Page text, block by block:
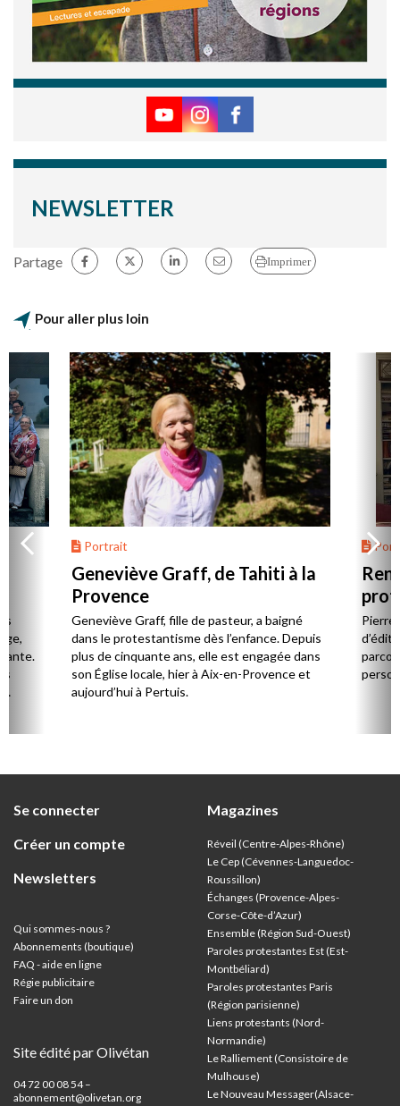
NEWSLETTER
Partage Imprimer
Pour aller plus loin
Portrait
Geneviève Graff, de Tahiti à la
Provence
Geneviève Graff, fille de pasteur, a baigné
dans le protestantisme dès l’enfance. Depuis
plus de cinquante ans, elle est engagée dans
son Église locale, hier à Aix-en-Provence et
aujourd’hui à Pertuis.
Se connecter
Créer un compte
Newsletters
Qui sommes-nous ?
Abonnements (boutique)
FAQ - aide en ligne
Régie publicitaire
Faire un don
Site édité par Olivétan
04 72 00 08 54 –
abonnement@olivetan.org
Magazines
Réveil (Centre-Alpes-Rhône)
Le Cep (Cévennes-Languedoc-
Roussillon)
Échanges (Provence-Alpes-
Corse-Côte-d’Azur)
Ensemble (Région Sud-Ouest)
Paroles protestantes Est (Est-
Montbéliard)
Paroles protestantes Paris
(Région parisienne)
Liens protestants (Nord-
Normandie)
Le Ralliement (Consistoire de
Mulhouse)
Le Nouveau Messager(Alsace-